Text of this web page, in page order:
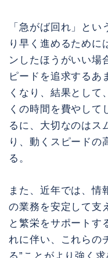
「急がば回れ」と
り早く進めるために
ンしたほうがいい場
ピードを追求するあ
くなり、結果として
くの時間を費やして
るに、大切なのはス
り、動くスピードの
る。
また、近年では、情
の業務を安定して支
と繁栄をサポートす
れに伴い、これらの